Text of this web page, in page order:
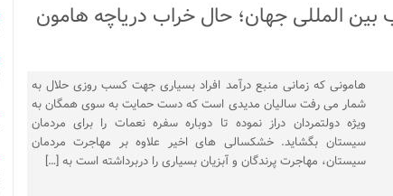
بین المللی جهان؛ حال خراب دریاچه هامون
هامونی که زمانی منبع درآمد افراد بسیاری جهت کسب روزی حلال به
شمار می رفت سالیان مدیدی است که دست حمایت به سوی همگان به
ویژه دولتمردان دراز نموده تا دوباره سفره نعمات را برای مردمان
سیستان بگشاید. خشکسالی های اخیر علاوه بر مهاجرت مردمان
سیستان، مهاجرت پرندگان و آبزیان بسیاری را دربرداشته است به […]